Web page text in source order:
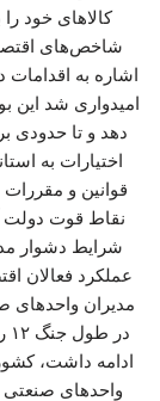
کالاهای خود
شاخص‌های
اشاره به
امیدواری شد این
دهد و تا حدودی
اختیارات به
قوانین و
نقاط قوت دولت
شرایط دشوار
عملکرد فعالان
مدیران واحدهای
ادامه داشت،
واحدهای صنعتی